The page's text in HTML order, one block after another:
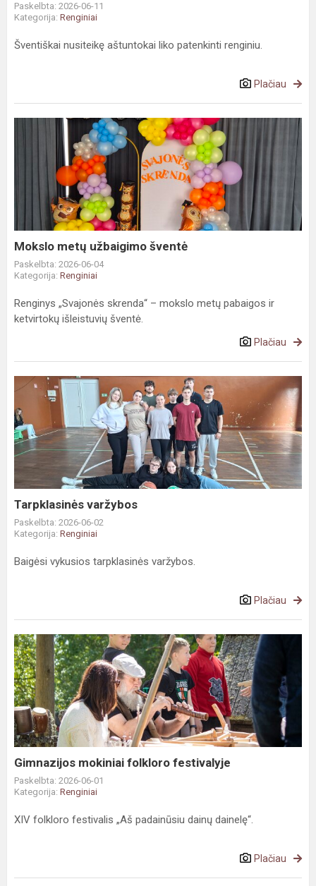
Paskelbta: 2026-06-11
Kategorija: Renginiai
Šventiškai nusiteikę aštuntokai liko patenkinti renginiu.
Plačiau
užbaigimo
Mokslo metų užbaigimo šventė
Paskelbta: 2026-06-04
Kategorija: Renginiai
Renginys „Svajonės skrenda“ – mokslo metų pabaigos ir
ketvirtokų išleistuvių šventė.
Plačiau
Tarpklasinės
varžybos
Tarpklasinės varžybos
Paskelbta: 2026-06-02
Kategorija: Renginiai
Baigėsi vykusios tarpklasinės varžybos.
Plačiau
Gimnazijos
mokiniai
folkloro
festivalyje
Gimnazijos mokiniai folkloro festivalyje
Paskelbta: 2026-06-01
Kategorija: Renginiai
XIV folkloro festivalis „Aš padainūsiu dainų dainelę“.
Plačiau